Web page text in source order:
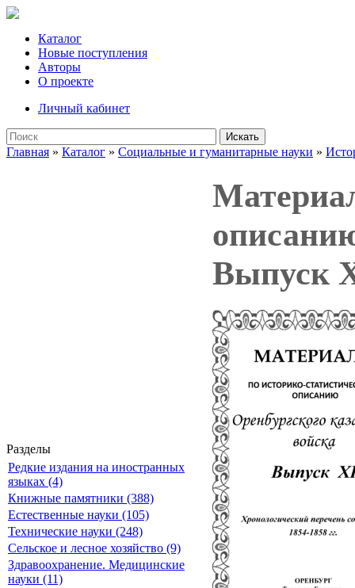
Каталог
Новые поступления
Авторы
О проекте
Личный кабинет
Искать
Главная » Каталог » Социальные и гуманитарные науки »
Разделы
Редкие издания на иностранных
языках (4)
Книжные памятники (388)
Естественные науки (105)
Технические науки (248)
Сельское и лесное хозяйство (9)
Здравоохранение. Медицинские
науки (11)
Выпуск